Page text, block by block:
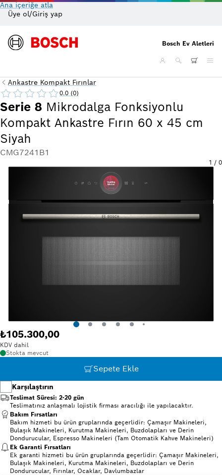
Ana içeriğe atla
Üye ol/Giriş yap
Bosch Ev Aletleri
Ankastre Kompakt Fırınlar
Serie 8 Mikrodalga Fonksiyonlu
Kompakt Ankastre Fırın 60 x 45 cm
Siyah
CMG7241B1
0.0 (0)
1 / 0
₺105.300,00
KDV dahil
Stokta mevcut
Sepete Ekle
Karşılaştırın
Teslimat Süresi: 2-20 gün
Teslimatınız anlaşmalı lojistik firması aracılığı ile yapılacaktır.
Bakım Fırsatları
Bakım hizmeti bu ürün gruplarında geçerlidir: Çamaşır Makineleri,
Bulaşık Makineleri, Kurutma Makineleri, Buzdolapları ve Derin
Dondurucular, Espresso Makineleri (Tam Otomatik Kahve Makineleri)
Ek Garanti Fırsatları
Ek garanti hizmeti bu ürün gruplarında geçerlidir: Çamaşır Makineleri,
Bulaşık Makineleri, Kurutma Makineleri, Buzdolapları ve Derin
Dondurucular, Fırınlar, Ocaklar, Davlumbazlar